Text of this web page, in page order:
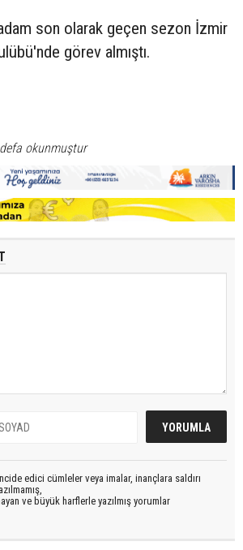
son olarak geçen sezon İzmir
görev almıştı.
okunmuştur
edici cümleler veya imalar, inançlara saldırı
ve büyük harflerle yazılmış yorumlar